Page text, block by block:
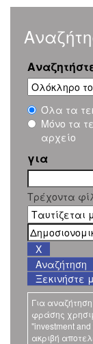
Όλα τα
Μόνο τα
αρχείο
για
Τρέχοντα
Ξεκινήστε
Για
φράσης
"investment
ακριβή